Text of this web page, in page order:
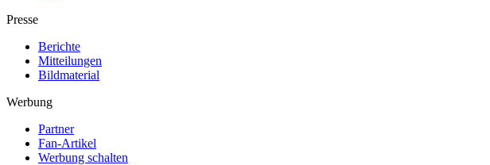
Presse
Berichte
Mitteilungen
Bildmaterial
Werbung
Partner
Fan-Artikel
Werbung schalten